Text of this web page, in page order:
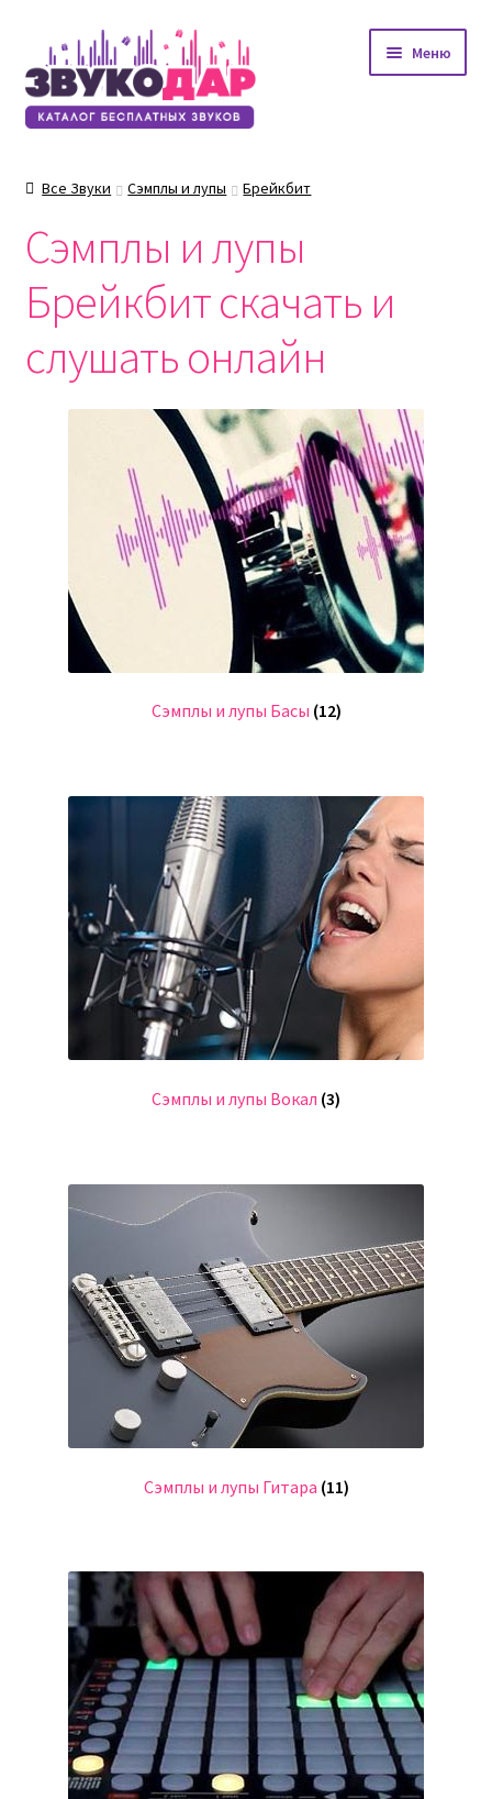
Перейти
к
навигации
Перейти
к
содержимому
Меню
Все Звуки Сэмплы и лупы Брейкбит
Сэмплы и лупы
Брейкбит скачать и
слушать онлайн
Сэмплы и лупы Басы (12)
Сэмплы и лупы Вокал (3)
Сэмплы и лупы Гитара (11)